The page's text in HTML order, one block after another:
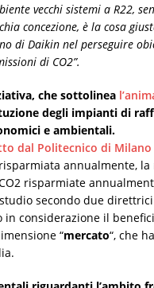
vecchi sistemi a R22,
concezione, è la cosa
di Daikin nel perseguire
di CO2”.
che sottolinea
degli impianti di
e ambientali.
dal Politecnico di
risparmiata annualmente,
risparmiate
secondo due
in considerazione il
“mercato“, che